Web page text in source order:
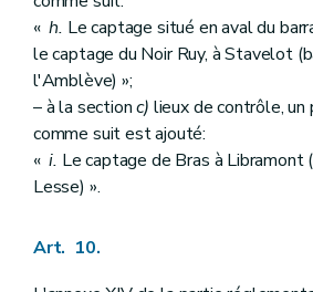
«h. Le captage situé en aval du
le captage du Noir Ruy, à Stavelot
l'Amblève) »;
– à la sectionc) lieux de contrôle,
comme suit est ajouté:
«i. Le captage de Bras à Libramont
Lesse) ».
Art. 10.